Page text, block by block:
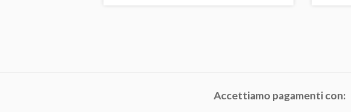
Slovenia
Accettiamo pagamenti con: